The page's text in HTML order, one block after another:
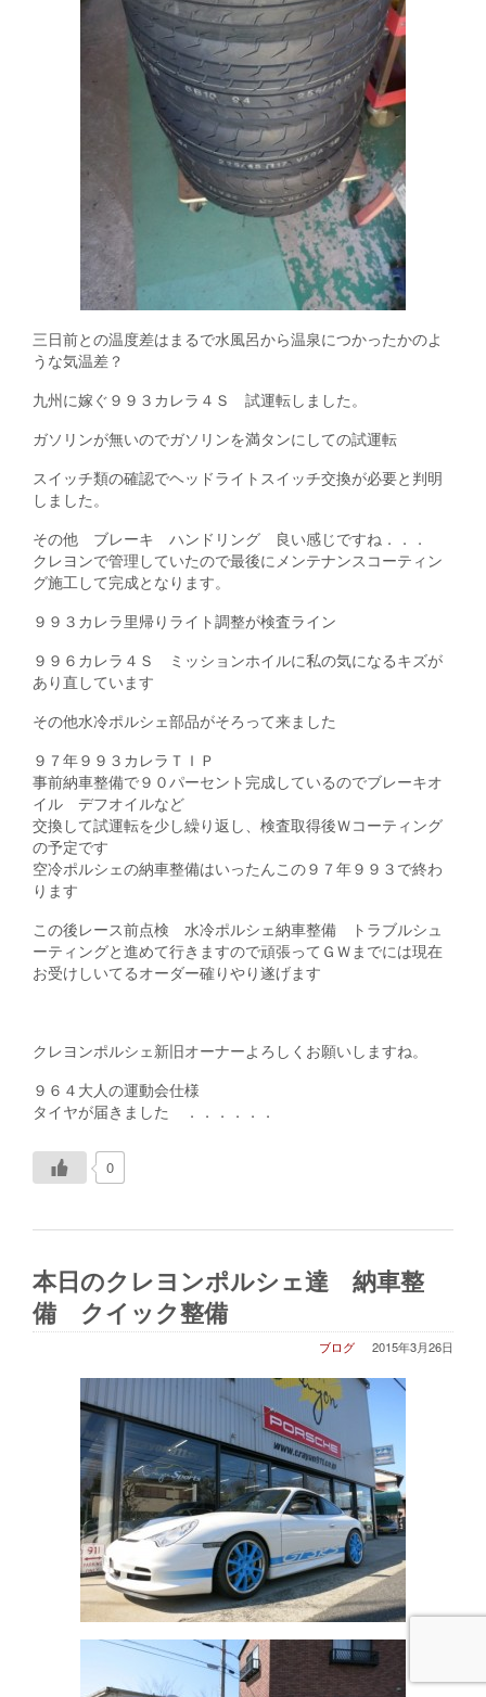
三日前との温度差はまるで水風呂から温泉につかったかのよ
うな気温差？
九州に嫁ぐ９９３カレラ４Ｓ 試運転しました。
ガソリンが無いのでガソリンを満タンにしての試運転
スイッチ類の確認でヘッドライトスイッチ交換が必要と判明
しました。
その他 ブレーキ ハンドリング 良い感じですね．．．
クレヨンで管理していたので最後にメンテナンスコーティン
グ施工して完成となります。
９９３カレラ里帰りライト調整が検査ライン
９９６カレラ４Ｓ ミッションホイルに私の気になるキズが
あり直しています
その他水冷ポルシェ部品がそろって来ました
９７年９９３カレラＴＩＰ
事前納車整備で９０パーセント完成しているのでブレーキオ
イル デフオイルなど
交換して試運転を少し繰り返し、検査取得後Ｗコーティング
の予定です
空冷ポルシェの納車整備はいったんこの９７年９９３で終わ
ります
この後レース前点検 水冷ポルシェ納車整備 トラブルシュ
ーティングと進めて行きますので頑張ってＧＷまでには現在
お受けしいてるオーダー確りやり遂げます
クレヨンポルシェ新旧オーナーよろしくお願いしますね。
９６４大人の運動会仕様
タイヤが届きました ．．．．．．
0
本日のクレヨンポルシェ達 納車整
備 クイック整備
2015年3月26日
ブログ